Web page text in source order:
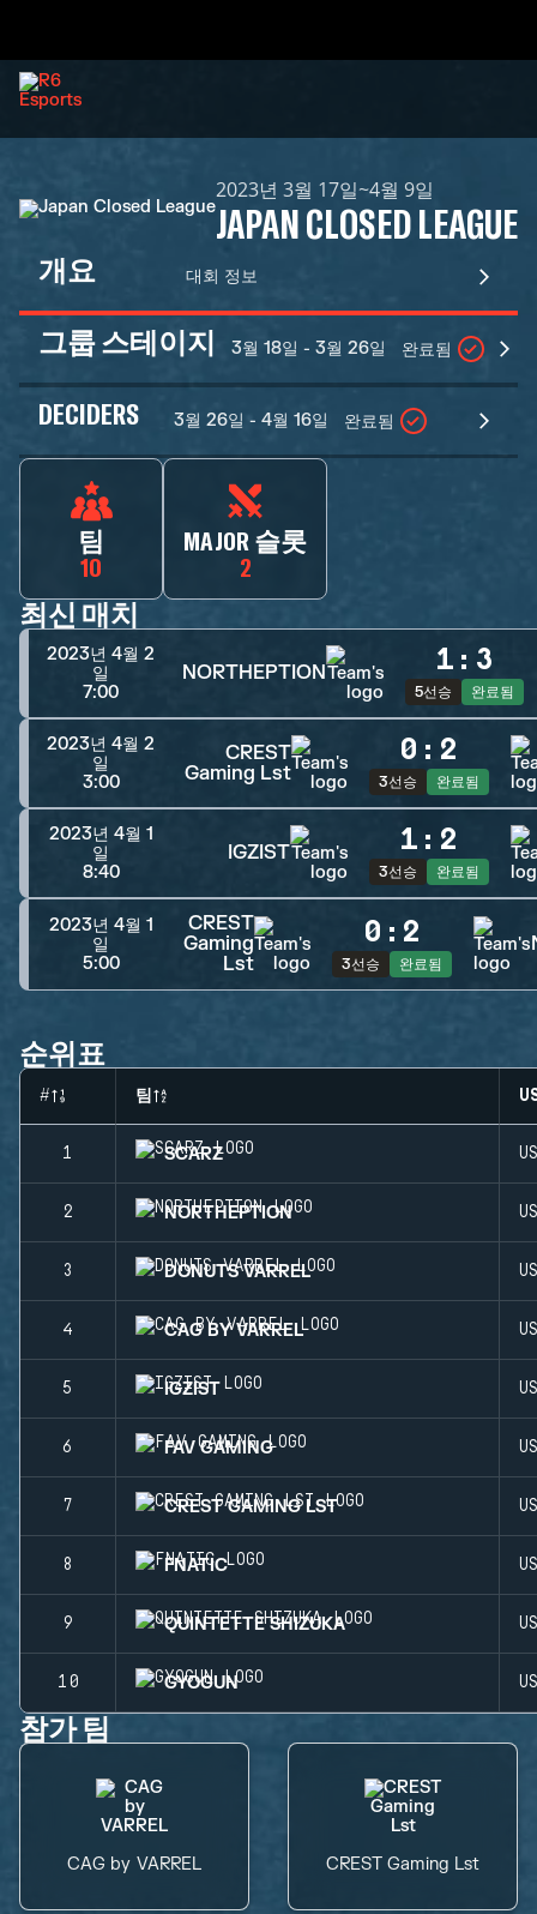
2023년 3월 17일~4월 9일
JAPAN CLOSED LEAGUE
개요 대회 정보
그룹 스테이지 3월 18일 - 3월 26일 완료됨
DECIDERS 3월 26일 - 4월 16일 완료됨
팀
10
MAJOR 슬롯
2
최신 매치
2023년 4월 2
일
7:00
NORTHEPTION 1 : 3
5선승 완료됨
2023년 4월 2
일
3:00
CREST
Gaming Lst
0 : 2
3선승 완료됨
2023년 4월 1
일
8:40
IGZIST 1 : 2
3선승 완료됨
2023년 4월 1
일
5:00
CREST
Gaming
Lst
0 : 2
3선승 완료됨
순위표
# 팀
1 SCARZ
2 NORTHEPTION
3 DONUTS VARREL
4 CAG BY VARREL
5 IGZIST
6 FAV GAMING
7 CREST GAMING LST
8 FNATIC
9 QUINTETTE SHIZUKA
10 GYOGUN
참가 팀
CAG by VARREL CREST Gaming Lst